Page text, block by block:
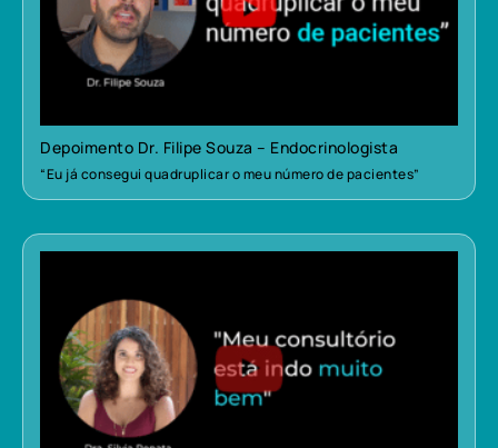
Depoimento Dr. Filipe Souza – Endocrinologista
“Eu já consegui quadruplicar o meu número de pacientes”